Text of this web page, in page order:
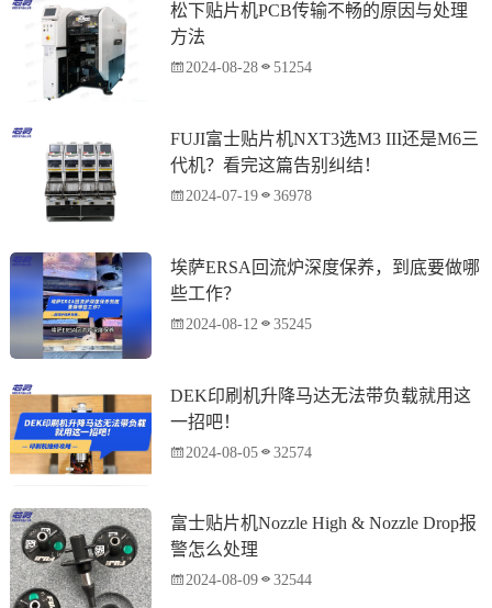
松下贴片机PCB传输不畅的原因与处理
方法
2024-08-28 51254
FUJI富士贴片机NXT3选M3 III还是M6三
代机？看完这篇告别纠结！
2024-07-19 36978
埃萨ERSA回流炉深度保养，到底要做哪
些工作？
2024-08-12 35245
DEK印刷机升降马达无法带负载就用这
一招吧！
2024-08-05 32574
富士贴片机Nozzle High & Nozzle Drop报
警怎么处理
2024-08-09 32544